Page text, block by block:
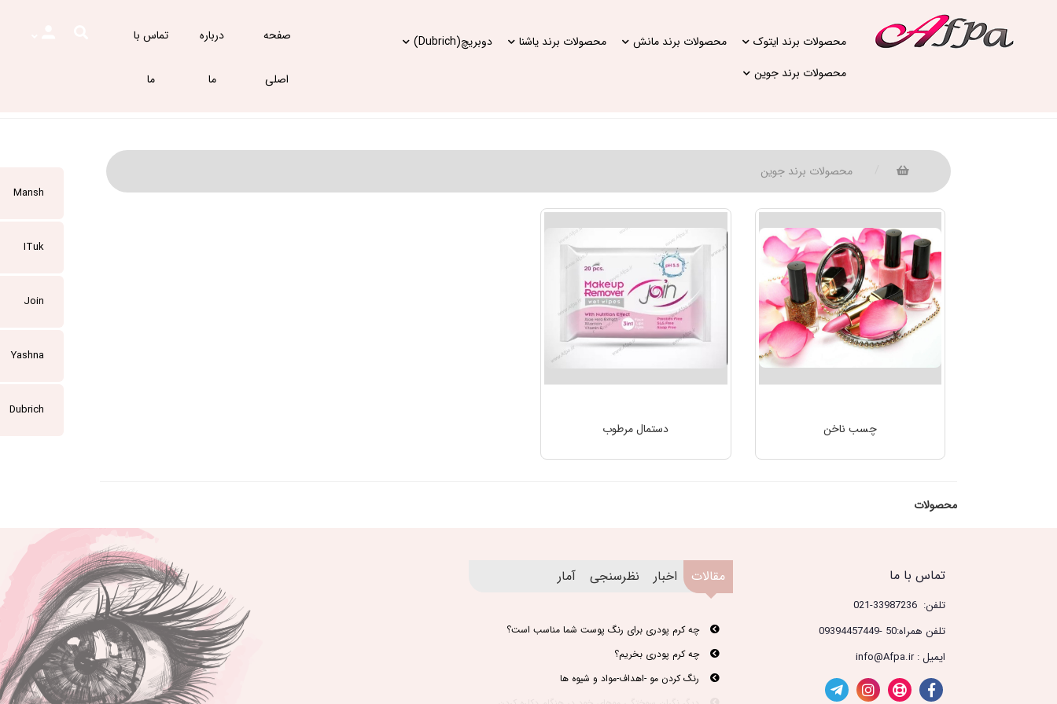
محصولات برند ایتوک محصولات برند مانش محصولات برند یاشنا
دوبریچ(Dubrich)
محصولات برند جوین
صفحه
اصلی
درباره
ما
تماس با
ما
Mansh
ITuk
Join
Yashna
Dubrich
محصولات برند جوین
چسب ناخن دستمال مرطوب
محصولات
تماس با ما
تلفن: 33987236-021
تلفن همراه:50 -09394457449
ایمیل : info@Afpa.ir
مقالات اخبار نظرسنجی آمار
چه کرم پودری برای رنگ پوست شما مناسب است؟
چه کرم پودری بخریم؟
رنگ کردن مو -اهداف-مواد و شیوه ها